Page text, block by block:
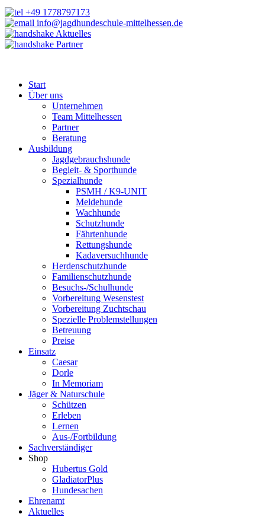
+49 1778797173
info@jagdhundeschule-mittelhessen.de
Aktuelles
Partner
Start
Über uns
Unternehmen
Team Mittelhessen
Partner
Beratung
Ausbildung
Jagdgebrauchshunde
Begleit- & Sporthunde
Spezialhunde
PSMH / K9-UNIT
Meldehunde
Wachhunde
Schutzhunde
Fährtenhunde
Rettungshunde
Kadaversuchhunde
Herdenschutzhunde
Familienschutzhunde
Besuchs-/Schulhunde
Vorbereitung Wesenstest
Vorbereitung Zuchtschau
Spezielle Problemstellungen
Betreuung
Preise
Einsatz
Caesar
Dorle
In Memoriam
Jäger & Naturschule
Schützen
Erleben
Lernen
Aus-/Fortbildung
Sachverständiger
Shop
Hubertus Gold
GladiatorPlus
Hundesachen
Ehrenamt
Aktuelles